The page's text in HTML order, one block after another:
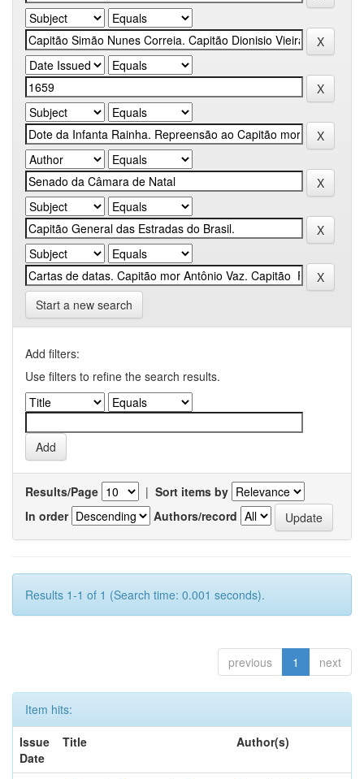
Start a new search
Add filters:
Use filters to refine the search results.
Results/Page | Sort items by
In order
Authors/record
Results 1-1 of 1 (Search time: 0.001 seconds).
previous 1 next
Item hits:
Issue
Date
Title Author(s)